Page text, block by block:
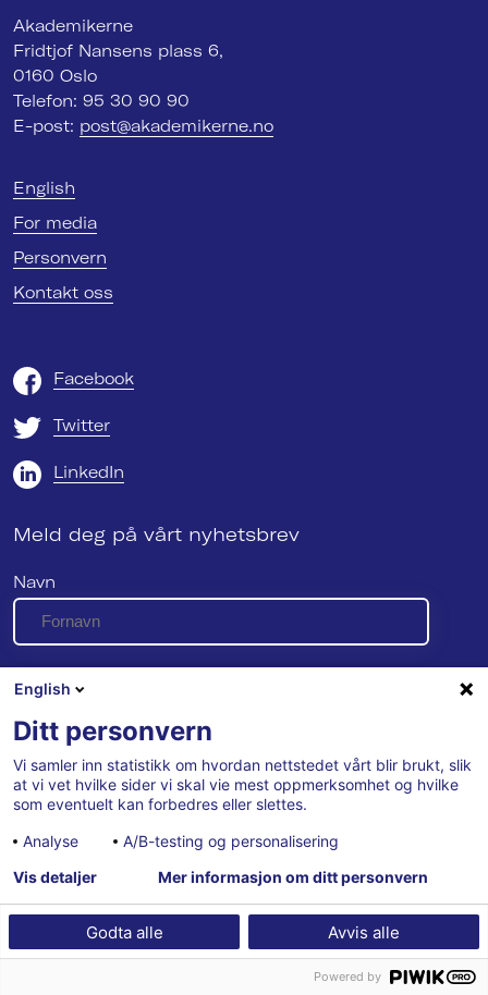
Akademikerne
Fridtjof Nansens plass 6,
0160 Oslo
Telefon: 95 30 90 90
E-post: post@akademikerne.no
English
For media
Personvern
Kontakt oss
Facebook
Twitter
LinkedIn
Meld deg på vårt nyhetsbrev
Navn
E-post
Se vår personvernerklæring her
English
Ditt personvern
Vi samler inn statistikk om hvordan nettstedet vårt blir brukt, slik
at vi vet hvilke sider vi skal vie mest oppmerksomhet og hvilke
som eventuelt kan forbedres eller slettes.
Analyse
A/B-testing og personalisering
Godta alle Avvis alle
Vis detaljer Mer informasjon om ditt personvern
Powered by